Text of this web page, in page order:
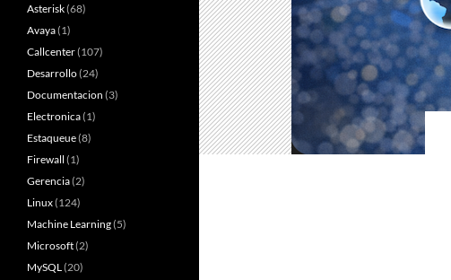
Asterisk(68)
Avaya(1)
Callcenter(107)
Desarrollo(24)
Documentacion (3)
Electronica(1)
Estaqueue(8)
Firewall (1)
Gerencia(2)
Linux(124)
Machine Learning(5)
Microsoft(2)
MySQL (20)